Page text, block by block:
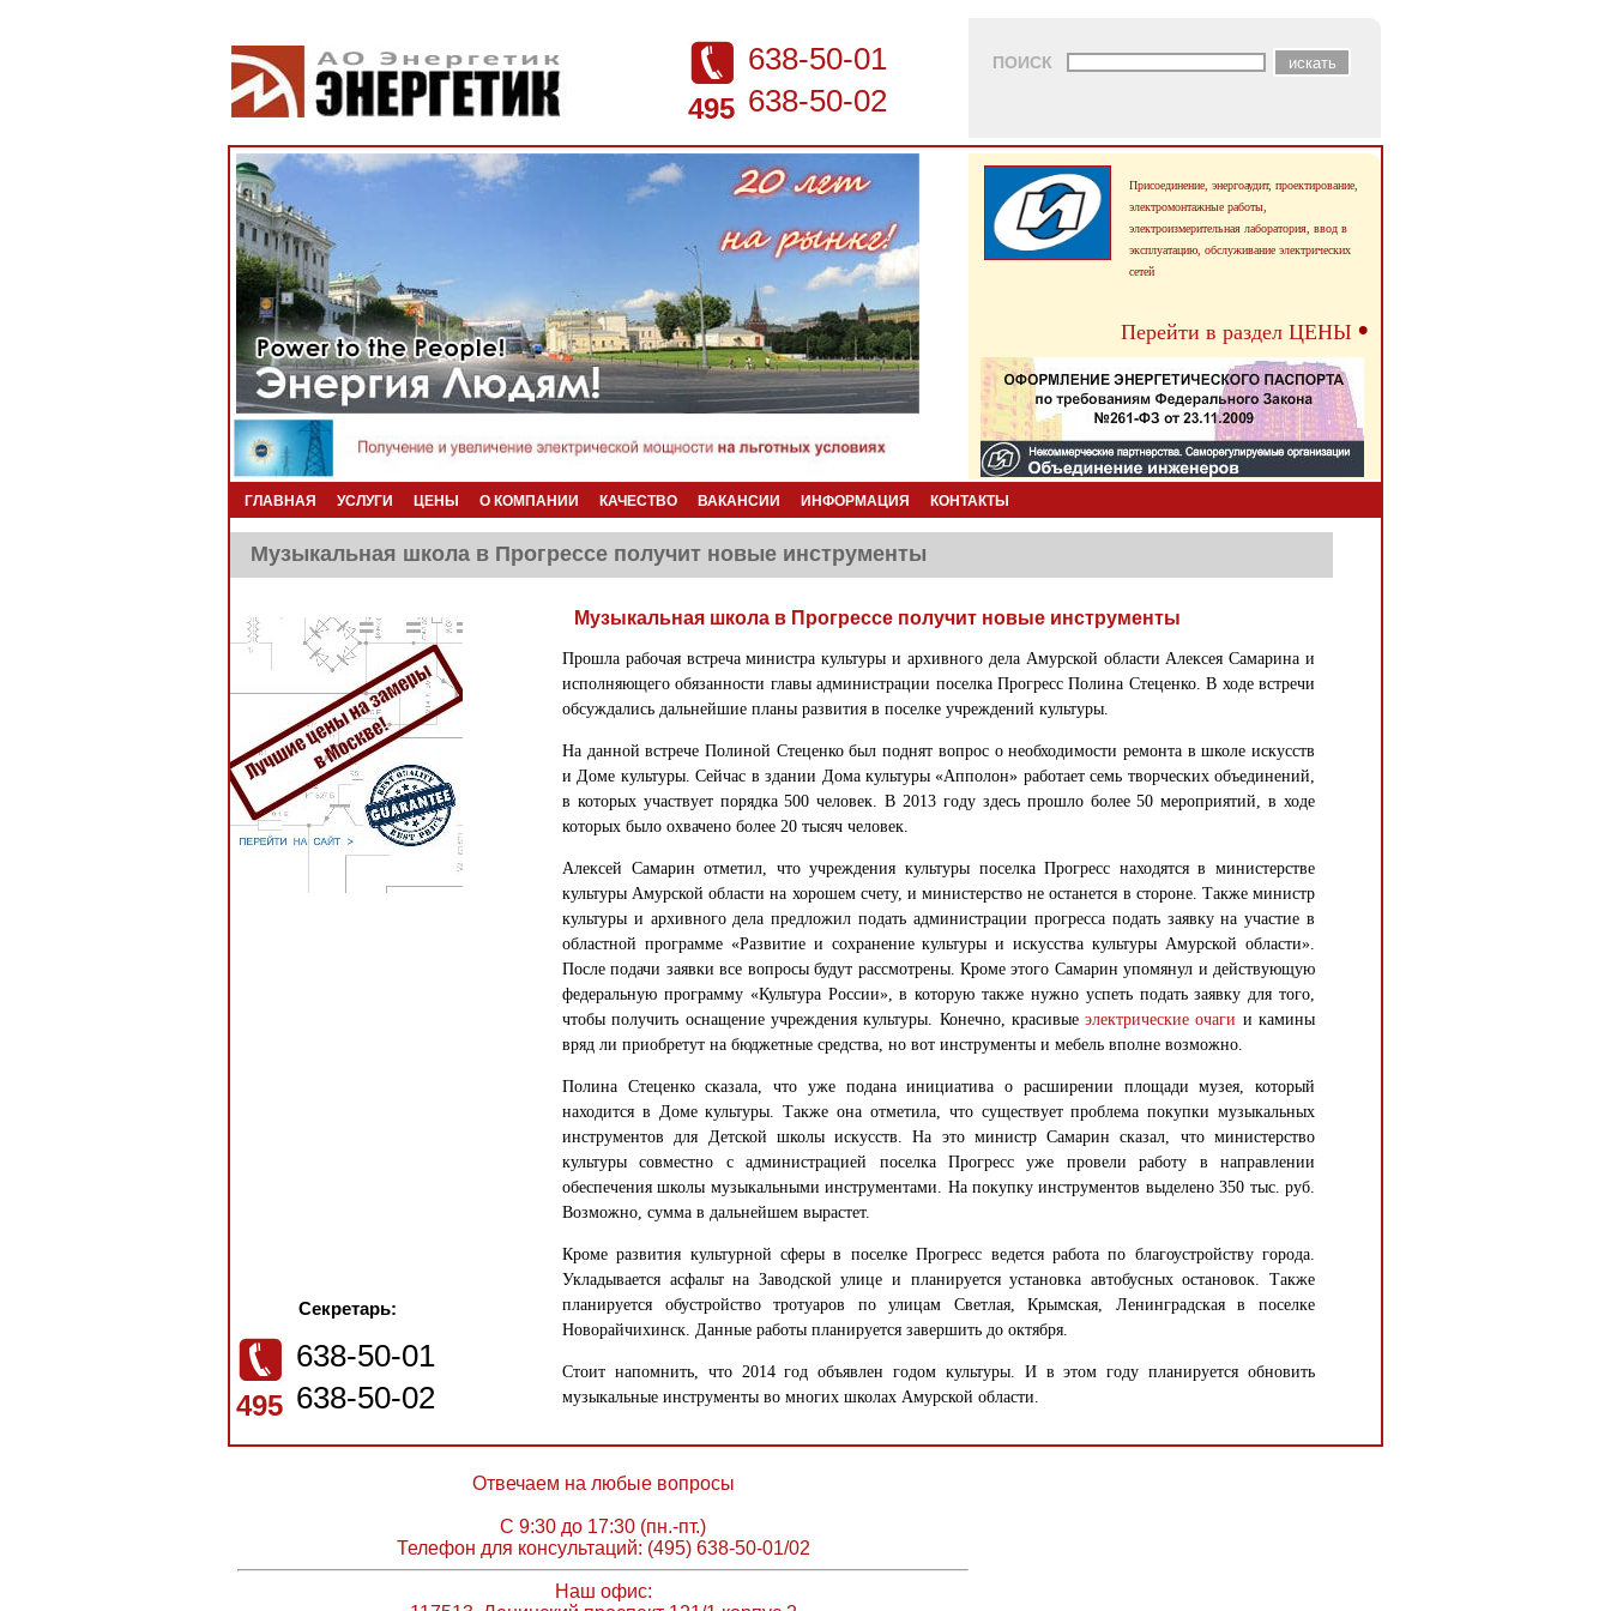
495
638-50-01
638-50-02
ПОИСК
Присоединение, энергоаудит, проектирование,
электромонтажные работы,
электроизмерительная лаборатория, ввод в
эксплуатацию, обслуживание электрических
сетей
Перейти в раздел ЦЕНЫ •
ГЛАВНАЯ УСЛУГИ ЦЕНЫ О КОМПАНИИ КАЧЕСТВО ВАКАНСИИ ИНФОРМАЦИЯ КОНТАКТЫ
Музыкальная школа в Прогрессе получит новые инструменты
Секретарь:
495
638-50-01
638-50-02
Музыкальная школа в Прогрессе получит новые инструменты
Прошла рабочая встреча министра культуры и архивного дела Амурской области Алексея Самарина и
исполняющего обязанности главы администрации поселка Прогресс Полина Стеценко. В ходе встречи
обсуждались дальнейшие планы развития в поселке учреждений культуры.
На данной встрече Полиной Стеценко был поднят вопрос о необходимости ремонта в школе искусств
и Доме культуры. Сейчас в здании Дома культуры «Апполон» работает семь творческих объединений,
в которых участвует порядка 500 человек. В 2013 году здесь прошло более 50 мероприятий, в ходе
которых было охвачено более 20 тысяч человек.
Алексей Самарин отметил, что учреждения культуры поселка Прогресс находятся в министерстве
культуры Амурской области на хорошем счету, и министерство не останется в стороне. Также министр
культуры и архивного дела предложил подать администрации прогресса подать заявку на участие в
областной программе «Развитие и сохранение культуры и искусства культуры Амурской области».
После подачи заявки все вопросы будут рассмотрены. Кроме этого Самарин упомянул и действующую
федеральную программу «Культура России», в которую также нужно успеть подать заявку для того,
чтобы получить оснащение учреждения культуры. Конечно, красивыеэлектрические очаги и камины
вряд ли приобретут на бюджетные средства, но вот инструменты и мебель вполне возможно.
Полина Стеценко сказала, что уже подана инициатива о расширении площади музея, который
находится в Доме культуры. Также она отметила, что существует проблема покупки музыкальных
инструментов для Детской школы искусств. На это министр Самарин сказал, что министерство
культуры совместно с администрацией поселка Прогресс уже провели работу в направлении
обеспечения школы музыкальными инструментами. На покупку инструментов выделено 350 тыс. руб.
Возможно, сумма в дальнейшем вырастет.
Кроме развития культурной сферы в поселке Прогресс ведется работа по благоустройству города.
Укладывается асфальт на Заводской улице и планируется установка автобусных остановок. Также
планируется обустройство тротуаров по улицам Светлая, Крымская, Ленинградская в поселке
Новорайчихинск. Данные работы планируется завершить до октября.
Стоит напомнить, что 2014 год объявлен годом культуры. И в этом году планируется обновить
музыкальные инструменты во многих школах Амурской области.
Отвечаем на любые вопросы
С 9:30 до 17:30 (пн.-пт.)
Телефон для консультаций: (495) 638-50-01/02
Наш офис: